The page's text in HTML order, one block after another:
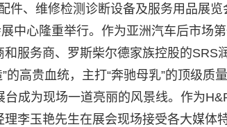
、维修检测诊断设备及服务用品展览
中心隆重举行。作为亚洲汽车后市场
和服务商、罗斯柴尔德家族控股的SRS
高贵血统，主打“奔驰母乳”的顶级质
成为现场一道亮丽的风景线。作为
李玉艳先生在展会现场接受各大媒体